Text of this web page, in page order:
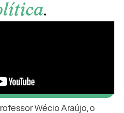
.
Wécio Araújo, o